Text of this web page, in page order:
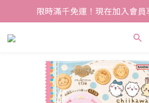
限時滿千免運！現在加入會